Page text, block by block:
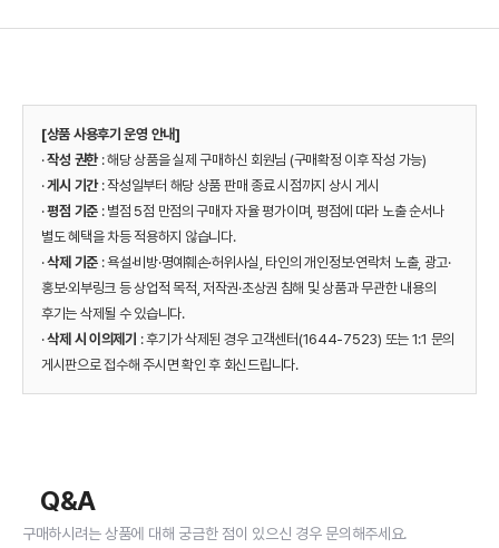
[상품 사용후기 운영 안내]
·작성 권한 : 해당 상품을 실제 구매하신 회원님 (구매확정 이후 작성 가능)
·게시 기간: 작성일부터 해당 상품 판매 종료 시점까지 상시 게시
·평점 기준 : 별점 5점 만점의 구매자 자율 평가이며, 평점에 따라 노출 순서나
별도 혜택을 차등 적용하지 않습니다.
·삭제 기준 : 욕설·비방·명예훼손·허위사실, 타인의 개인정보·연락처 노출, 광고·
홍보·외부링크 등 상업적 목적, 저작권·초상권 침해 및 상품과 무관한 내용의
후기는 삭제될 수 있습니다.
·삭제 시 이의제기 : 후기가 삭제된 경우 고객센터(1644-7523) 또는 1:1 문의
게시판으로 접수해 주시면 확인 후 회신드립니다.
Q&A
구매하시려는 상품에 대해 궁금한 점이 있으신 경우 문의해주세요.